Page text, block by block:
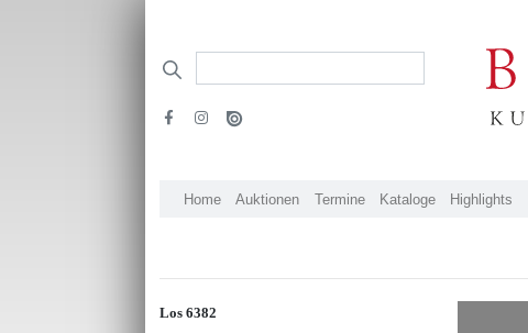
Home Auktionen Termine Kataloge Highlights
Los 6382